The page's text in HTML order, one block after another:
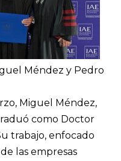
Méndez y Pedro
Miguel Méndez,
como Doctor
trabajo, enfocado
las empresas